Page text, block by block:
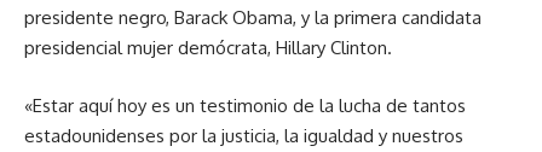
presidente negro, Barack Obama, y la primera candidata
presidencial mujer demócrata, Hillary Clinton.
«Estar aquí hoy es un testimonio de la lucha de tantos
estadounidenses por la justicia, la igualdad y nuestros